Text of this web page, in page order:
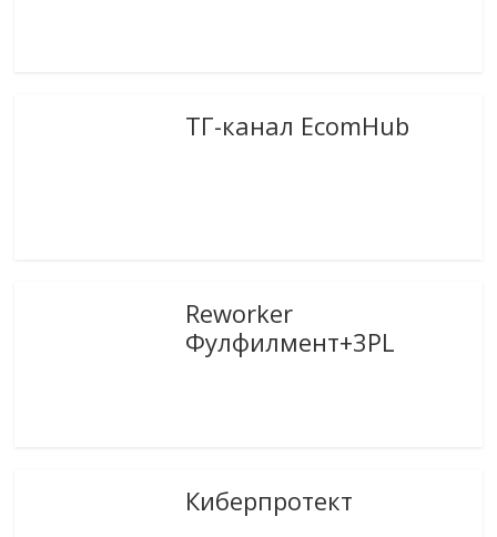
ТГ-канал EcomHub
Reworker
Фулфилмент+3PL
Киберпротект